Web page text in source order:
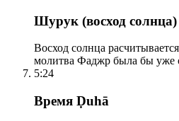
Шурук (восход солнца)
Восход солнца
молитва Фаджр была бы уже
5:24
Время Ḍuhā